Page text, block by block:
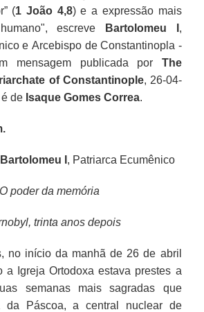
(1 João 4,8) e a expressão mais
escreve
Bartolomeu I ,
e Arcebispo de Constantinopla -
mensagem publicada por The
of Constantinople, 26-04-
de Isaque Gomes Correa.
Bartolomeu I , Patriarca Ecumênico
O poder da memória
trinta anos depois
no início da manhã de 26 de abril
a Igreja Ortodoxa estava prestes a
semanas mais sagradas que
da Páscoa, a central nuclear de